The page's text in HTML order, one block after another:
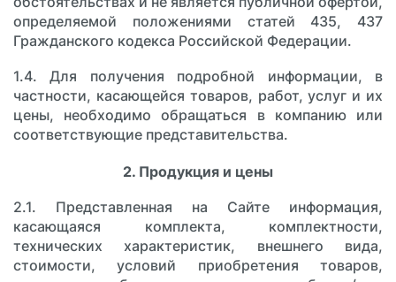
определяемой положениями статей 435, 437
Гражданского кодекса Российской Федерации.
1.4. Для получения подробной информации, в
частности, касающейся товаров, работ, услуг и их
цены, необходимо обращаться в компанию или
соответствующие представительства.
2. Продукция и цены
2.1. Представленная на Сайте информация,
касающаяся комплекта, комплектности,
технических характеристик, внешнего вида,
стоимости, условий приобретения товаров,